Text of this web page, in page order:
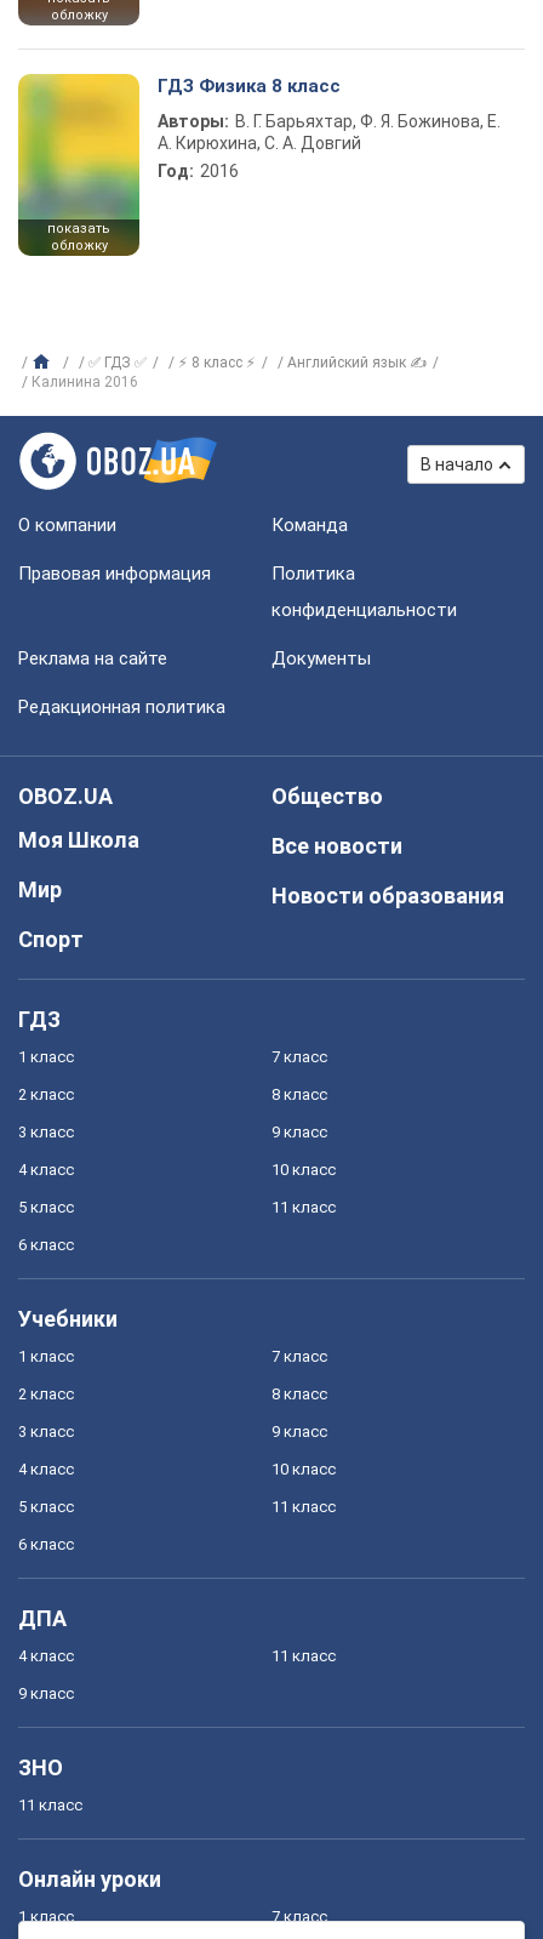
обложку
показать
обложку
ГДЗ Физика 8 класс
Авторы: В. Г. Барьяхтар, Ф. Я. Божинова, Е.
А. Кирюхина, С. А. Довгий
Год: 2016
✅ ГДЗ ✅ ⚡ 8 класс ⚡
Английский язык ✍
Калинина 2016
В начало
О компании Команда
Правовая информация
Политика
конфиденциальности
Реклама на сайте Документы
Редакционная политика
OBOZ.UA
Моя Школа
Мир
Спорт
Общество
Все новости
Новости образования
ГДЗ
1 класс
2 класс
3 класс
4 класс
5 класс
6 класс
7 класс
8 класс
9 класс
10 класс
11 класс
Учебники
1 класс
2 класс
3 класс
4 класс
5 класс
6 класс
7 класс
8 класс
9 класс
10 класс
11 класс
ДПА
4 класс
9 класс
11 класс
ЗНО
11 класс
Онлайн уроки
1 класс 7 класс